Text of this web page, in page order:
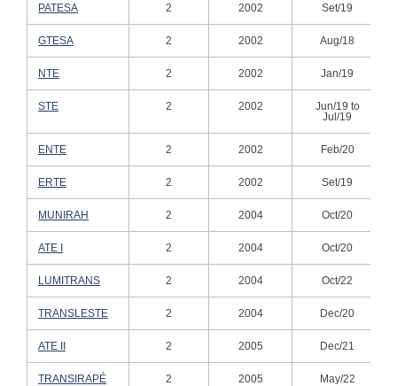
PATESA 2 2002 Set/19
GTESA 2 2002 Aug/18
NTE 2 2002 Jan/19
STE 2 2002
Jun/19 to
Jul/19
ENTE 2 2002 Feb/20
ERTE 2 2002 Set/19
MUNIRAH 2 2004 Oct/20
ATE I 2 2004 Oct/20
LUMITRANS 2 2004 Oct/22
TRANSLESTE 2 2004 Dec/20
ATE II 2 2005 Dec/21
TRANSIRAPÉ 2 2005 May/22